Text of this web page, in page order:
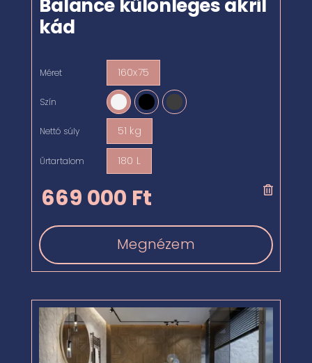
Balance különleges akril
kád
Méret 160x75
Szín
Nettó súly 51 kg
Űrtartalom 180 L
669 000 Ft
Megnézem